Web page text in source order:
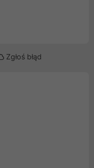
Zgłoś błąd